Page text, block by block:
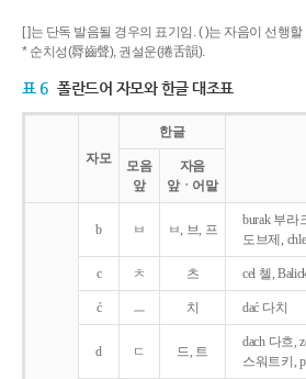
[ ]는 단독 발음될 경우의 표기임. ( )는 자음이 선행
* 순치성(脣齒聲), 권설운(捲舌韻).
표 6 폴란드어 자모와 한글 대조표
자모
한글
모음
앞
자음
앞ㆍ어말
b ㅂ ㅂ, 브, 프
burak 부라
도브제,
c ㅊ 츠 cel 첼,
ć ㅡ 치 dać 다치
d ㄷ 드, 트
dach 다흐,
스워트키,